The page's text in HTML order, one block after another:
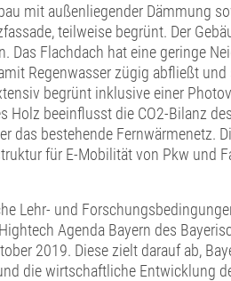
mit außenliegender Dämmung
teilweise begrünt. Der
Das Flachdach hat eine geringe
Regenwasser zügig abfließt und
begrünt inklusive einer
Holz beeinflusst die CO2-Bilanz
das bestehende Fernwärmenetz.
für E-Mobilität von Pkw und
Lehr- und
Agenda Bayern des
2019. Diese zielt darauf ab,
die wirtschaftliche Entwicklung